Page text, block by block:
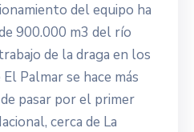
del equipo ha
900.000 m3 del río
de la draga en los
Palmar se hace más
pasar por el primer
cerca de La